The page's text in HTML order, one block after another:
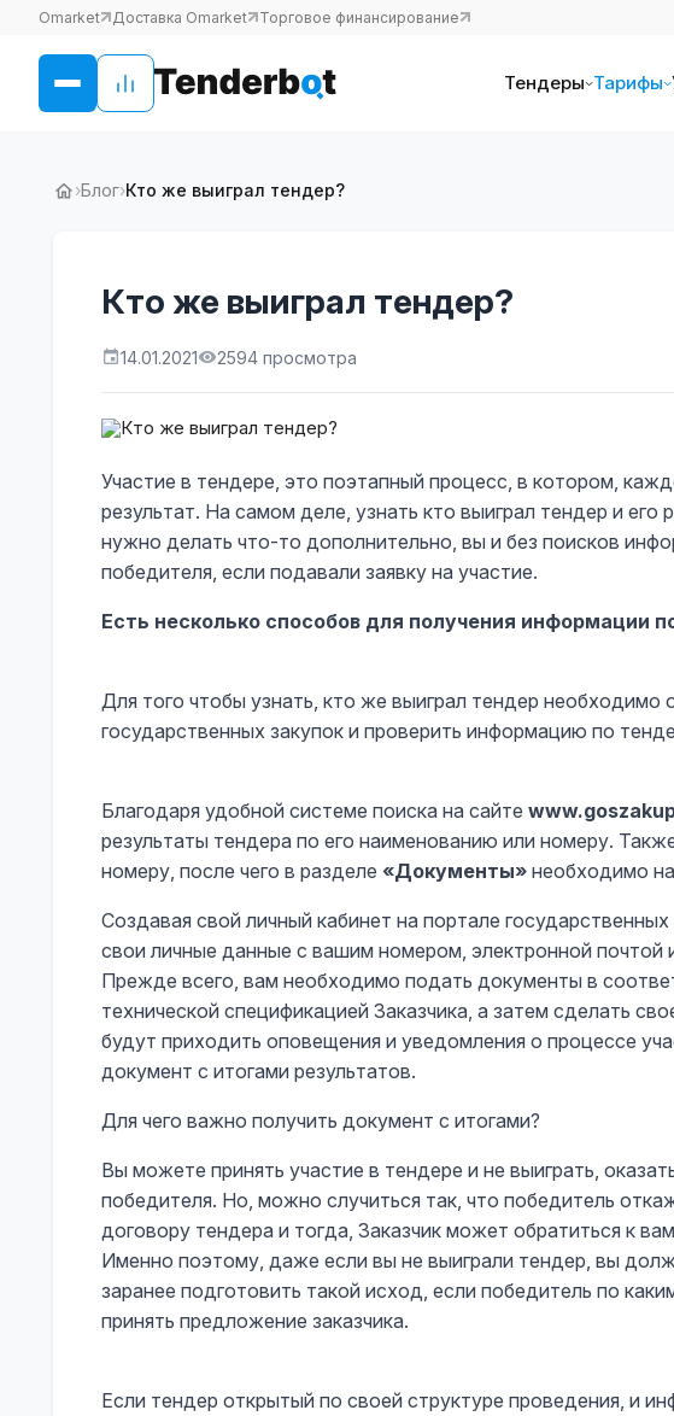
Omarket Доставка Omarket Торговое финансирование
Тендеры Тарифы
›Блог›Кто же выиграл тендер?
Кто же выиграл тендер?
14.01.2021 2594 просмотра
Участие в тендере, это поэтапный процесс, в котором,
результат. На самом деле, узнать кто выиграл тендер и его
нужно делать что-то дополнительно, вы и без поисков
победителя, если подавали заявку на участие.
Есть несколько способов для получения информации
Для того чтобы узнать, кто же выиграл тендер необходимо
государственных закупок и проверить информацию по
Благодаря удобной системе поиска на сайте
результаты тендера по его наименованию или номеру.
номеру, после чего в разделе «Документы» необходимо
Создавая свой личный кабинет на портале
свои личные данные с вашим номером, электронной почтой
Прежде всего, вам необходимо подать документы в
технической спецификацией Заказчика, а затем сделать
будут приходить оповещения и уведомления о процессе
документ с итогами результатов.
Для чего важно получить документ с итогами?
Вы можете принять участие в тендере и не выиграть,
победителя. Но, можно случиться так, что победитель
договору тендера и тогда, Заказчик может обратиться к
Именно поэтому, даже если вы не выиграли тендер, вы
заранее подготовить такой исход, если победитель по
принять предложение заказчика.
Если тендер открытый по своей структуре проведения, и